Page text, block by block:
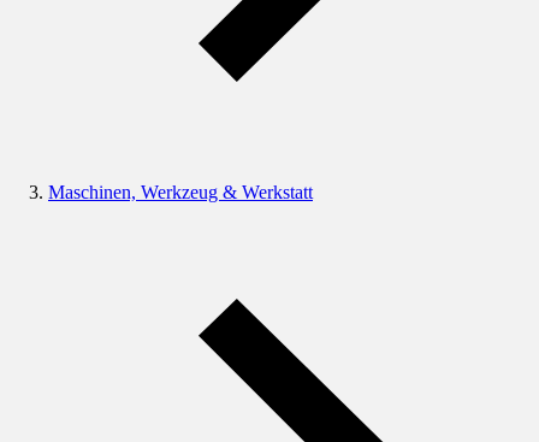
Maschinen, Werkzeug & Werkstatt